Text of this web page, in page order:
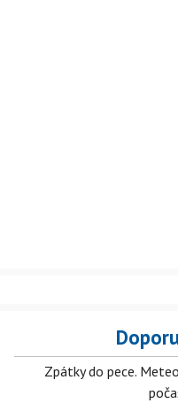
Zpátky do pece.